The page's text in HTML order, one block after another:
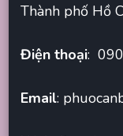
Thành phố Hồ
Điện thoại:
Email: